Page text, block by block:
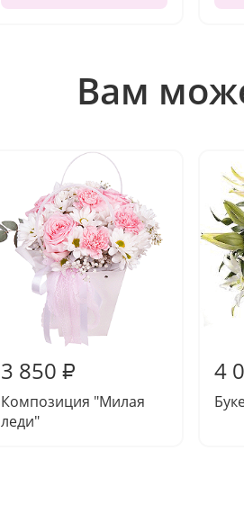
Вам
3 850 ₽
Композиция "Милая
леди"
4